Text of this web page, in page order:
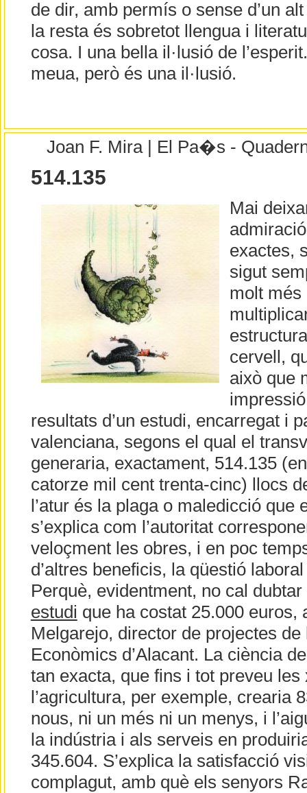
de dir, amb permís o sense d’un
la resta és sobretot llengua i
cosa. I una bella il·lusió de
meua, però és una il·lusió.
Joan F. Mira | El Pa�s -
514.135
Mai
exactes,
sigut
molt més
cervell,
això que
resultats d’un estudi, encarregat i
valenciana, segons el qual el
generaria, exactament, 514.135
catorze mil cent trenta-cinc) llocs
l’atur és la plaga o maledicció que
s’explica com l’autoritat
veloçment les obres, i en poc
d’altres beneficis, la qüestió
Perquè, evidentment, no cal dubtar
estudi que ha costat 25.000 euros,
Melgarejo, director de projectes de
Econòmics d’Alacant. La ciència
tan exacta, que fins i tot preveu
l’agricultura, per exemple, crearia
nous, ni un més ni un menys, i
la indústria i als serveis en
345.604. S’explica la satisfacció
complagut, amb què els senyors